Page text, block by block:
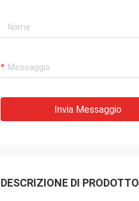
Invia Messaggio
DESCRIZIONE DI PRODOTTO